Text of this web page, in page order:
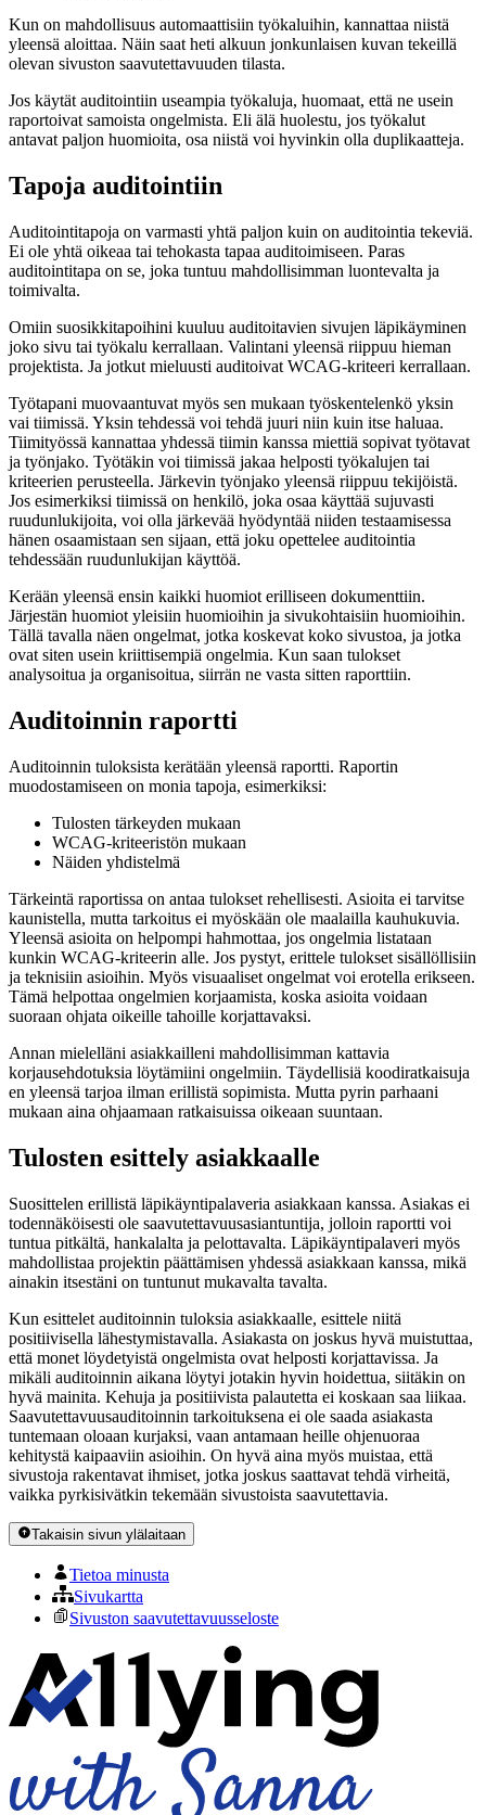
Kun on mahdollisuus automaattisiin työkaluihin, kannattaa niistä
yleensä aloittaa. Näin saat heti alkuun jonkunlaisen kuvan tekeillä
olevan sivuston saavutettavuuden tilasta.
Jos käytät auditointiin useampia työkaluja, huomaat, että ne usein
raportoivat samoista ongelmista. Eli älä huolestu, jos työkalut
antavat paljon huomioita, osa niistä voi hyvinkin olla duplikaatteja.
Tapoja auditointiin
Auditointitapoja on varmasti yhtä paljon kuin on auditointia tekeviä.
Ei ole yhtä oikeaa tai tehokasta tapaa auditoimiseen. Paras
auditointitapa on se, joka tuntuu mahdollisimman luontevalta ja
toimivalta.
Omiin suosikkitapoihini kuuluu auditoitavien sivujen läpikäyminen
joko sivu tai työkalu kerrallaan. Valintani yleensä riippuu hieman
projektista. Ja jotkut mieluusti auditoivat WCAG-kriteeri kerrallaan.
Työtapani muovaantuvat myös sen mukaan työskentelenkö yksin
vai tiimissä. Yksin tehdessä voi tehdä juuri niin kuin itse haluaa.
Tiimityössä kannattaa yhdessä tiimin kanssa miettiä sopivat työtavat
ja työnjako. Työtäkin voi tiimissä jakaa helposti työkalujen tai
kriteerien perusteella. Järkevin työnjako yleensä riippuu tekijöistä.
Jos esimerkiksi tiimissä on henkilö, joka osaa käyttää sujuvasti
ruudunlukijoita, voi olla järkevää hyödyntää niiden testaamisessa
hänen osaamistaan sen sijaan, että joku opettelee auditointia
tehdessään ruudunlukijan käyttöä.
Kerään yleensä ensin kaikki huomiot erilliseen dokumenttiin.
Järjestän huomiot yleisiin huomioihin ja sivukohtaisiin huomioihin.
Tällä tavalla näen ongelmat, jotka koskevat koko sivustoa, ja jotka
ovat siten usein kriittisempiä ongelmia. Kun saan tulokset
analysoitua ja organisoitua, siirrän ne vasta sitten raporttiin.
Auditoinnin raportti
Auditoinnin tuloksista kerätään yleensä raportti. Raportin
muodostamiseen on monia tapoja, esimerkiksi:
Tulosten tärkeyden mukaan
WCAG-kriteeristön mukaan
Näiden yhdistelmä
Tärkeintä raportissa on antaa tulokset rehellisesti. Asioita ei tarvitse
kaunistella, mutta tarkoitus ei myöskään ole maalailla kauhukuvia.
Yleensä asioita on helpompi hahmottaa, jos ongelmia listataan
kunkin WCAG-kriteerin alle. Jos pystyt, erittele tulokset sisällöllisiin
ja teknisiin asioihin. Myös visuaaliset ongelmat voi erotella erikseen.
Tämä helpottaa ongelmien korjaamista, koska asioita voidaan
suoraan ohjata oikeille tahoille korjattavaksi.
Annan mielelläni asiakkailleni mahdollisimman kattavia
korjausehdotuksia löytämiini ongelmiin. Täydellisiä koodiratkaisuja
en yleensä tarjoa ilman erillistä sopimista. Mutta pyrin parhaani
mukaan aina ohjaamaan ratkaisuissa oikeaan suuntaan.
Tulosten esittely asiakkaalle
Suosittelen erillistä läpikäyntipalaveria asiakkaan kanssa. Asiakas ei
todennäköisesti ole saavutettavuusasiantuntija, jolloin raportti voi
tuntua pitkältä, hankalalta ja pelottavalta. Läpikäyntipalaveri myös
mahdollistaa projektin päättämisen yhdessä asiakkaan kanssa, mikä
ainakin itsestäni on tuntunut mukavalta tavalta.
Kun esittelet auditoinnin tuloksia asiakkaalle, esittele niitä
positiivisella lähestymistavalla. Asiakasta on joskus hyvä muistuttaa,
että monet löydetyistä ongelmista ovat helposti korjattavissa. Ja
mikäli auditoinnin aikana löytyi jotakin hyvin hoidettua, siitäkin on
hyvä mainita. Kehuja ja positiivista palautetta ei koskaan saa liikaa.
Saavutettavuusauditoinnin tarkoituksena ei ole saada asiakasta
tuntemaan oloaan kurjaksi, vaan antamaan heille ohjenuoraa
kehitystä kaipaaviin asioihin. On hyvä aina myös muistaa, että
sivustoja rakentavat ihmiset, jotka joskus saattavat tehdä virheitä,
vaikka pyrkisivätkin tekemään sivustoista saavutettavia.
Takaisin sivun ylälaitaan
Tietoa minusta
Sivukartta
Sivuston saavutettavuusseloste